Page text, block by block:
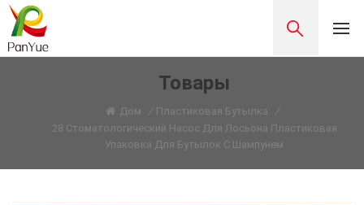
Товары
Дом / Пластиковая Бутылка
/
28 Стоматологический Насос Для Лосьона Пластиковая
Упаковка Для Бутылок С Шампунем